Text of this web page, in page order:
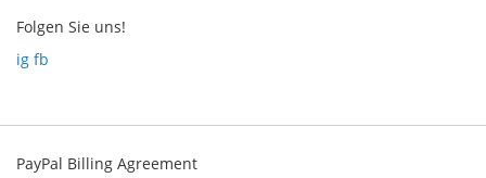
Folgen Sie uns!
ig fb
PayPal Billing Agreement